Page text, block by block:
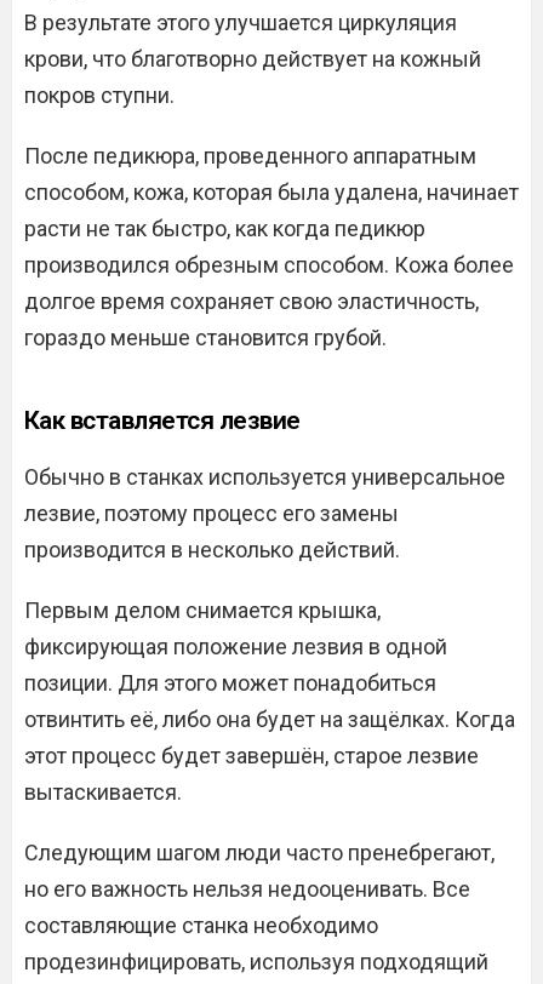
В результате этого улучшается циркуляция
крови, что благотворно действует на кожный
покров ступни.
После педикюра, проведенного аппаратным
способом, кожа, которая была удалена, начинает
расти не так быстро, как когда педикюр
производился обрезным способом. Кожа более
долгое время сохраняет свою эластичность,
гораздо меньше становится грубой.
Как вставляется лезвие
Обычно в станках используется универсальное
лезвие, поэтому процесс его замены
производится в несколько действий.
Первым делом снимается крышка,
фиксирующая положение лезвия в одной
позиции. Для этого может понадобиться
отвинтить её, либо она будет на защёлках. Когда
этот процесс будет завершён, старое лезвие
вытаскивается.
Следующим шагом люди часто пренебрегают,
но его важность нельзя недооценивать. Все
составляющие станка необходимо
продезинфицировать, используя подходящий